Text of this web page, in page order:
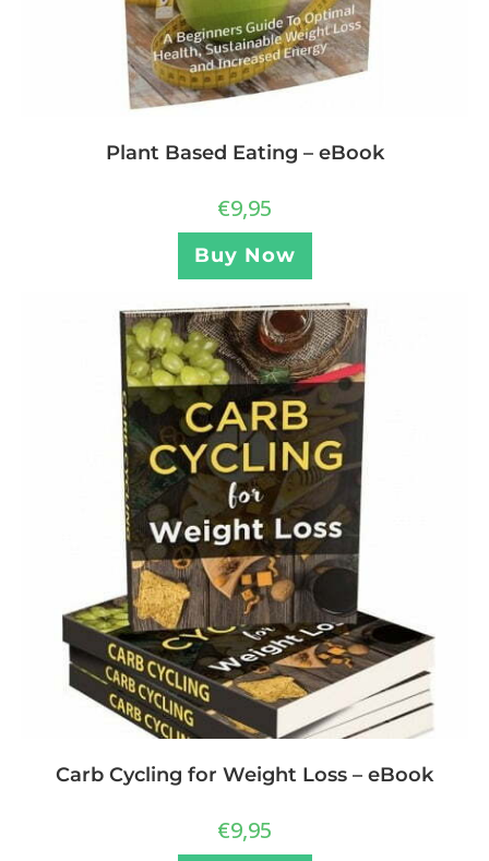
Plant Based Eating – eBook
€9,95
Buy Now
Carb Cycling for Weight Loss – eBook
€9,95